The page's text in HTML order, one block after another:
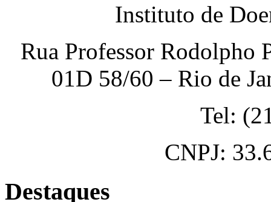
Instituto de
Rua Professor Rodolpho
01D 58/60 – Rio de
Tel:
CNPJ:
Destaques